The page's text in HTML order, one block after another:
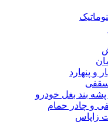
و پنهارد
سقفی
پشه بند بغل خودرو
و چادر حمام
زاپاس